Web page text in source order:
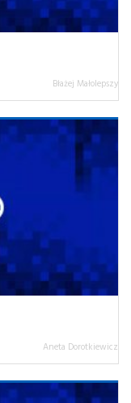
Błażej Małolepszy
Aneta Dorotkiewicz